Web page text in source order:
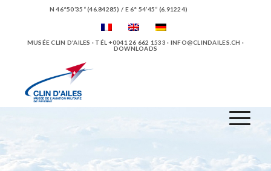
N 46°50’35“ (46.84285) / E 6° 54’45“ (6.91224)
MUSÉE CLIN D'AILES · TÉL +0041 26 662 1533 · INFO@CLINDAILES.CH ·
DOWNLOADS